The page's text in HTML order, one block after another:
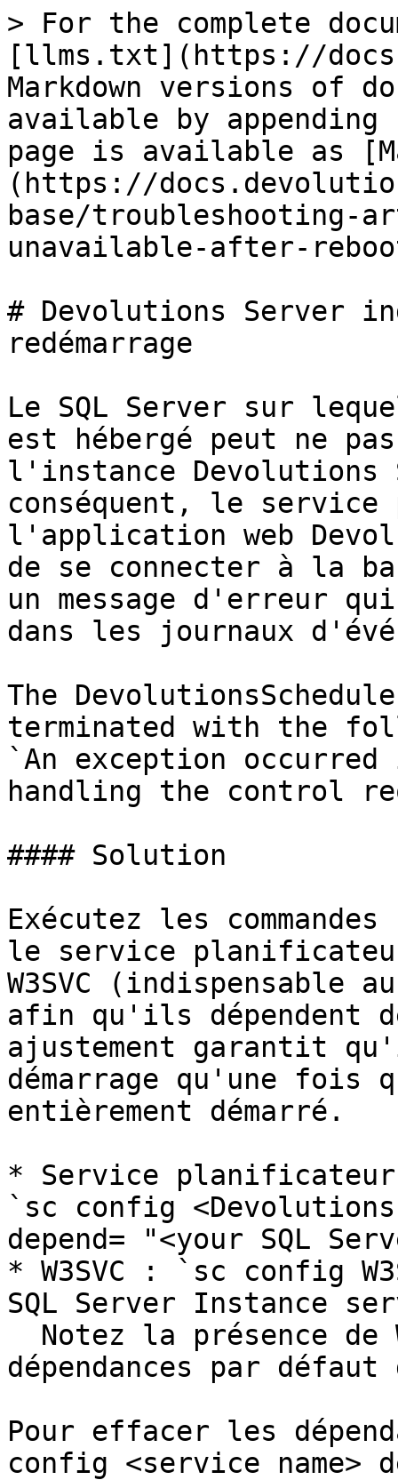
> For the complete
[llms.txt](https://
Markdown versions of
available by
page is available as
(https://
base/troubleshooting-
unavailable-after-
# Devolutions Server
redémarrage
Le SQL Server sur
est hébergé peut ne
l'instance
conséquent, le
l'application web
de se connecter à la
un message d'erreur
dans les journaux
The
terminated with the
`An exception
handling the control
#### Solution
Exécutez les
le service
W3SVC (indispensable
afin qu'ils dépendent
ajustement garantit
démarrage qu'une fois
entièrement démarré.
* Service
`sc config <Devolutions
depend= "<your SQL
* W3SVC : `sc config
SQL Server Instance
dépendances par défaut
Pour effacer les
config <service name>